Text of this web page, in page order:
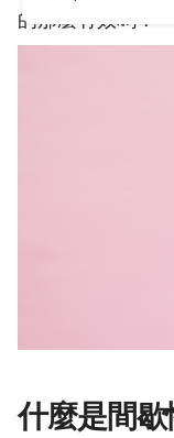
的那麼有效嗎？
什麼是間歇